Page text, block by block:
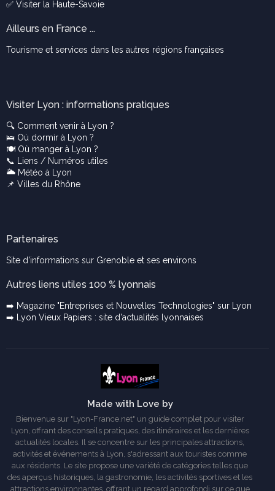
✅ Visiter la Haute-Savoie
Ailleurs en France ...
Tourisme et services dans les autres régions françaises
Visiter Lyon : informations pratiques
🔍 Comment venir à Lyon ?
🛌 Où dormir à Lyon ?
🍽️ Où manger à Lyon ?
📞
Liens / Numéros utiles
🌥️ Météo à Lyon
📌 Villes du Rhône
Partenaires
Site d'informations sur Grenoble et ses environs
Autres liens utiles 100 % lyonnais
➡️ Magazine "Entreprises et Nouvelles Technologies" sur Lyon
➡️ Lyon Vieux Papiers : site d'actualités lyonnaises
Made with Love by
Bienvenue sur "Lyon-France.net" un guide complet pour visiter
Lyon, offrant des conseils pratiques, des itinéraires et les dernières
actualités locales. Il se concentre sur les principales attractions,
activités et événements à Lyon, s'adressant aux touristes comme
aux résidents. Le site propose une variété de catégories telles que
des aperçus historiques, la gastronomie, les activités sportives et les
attractions environnantes, offrant un regard approfondi sur ce que